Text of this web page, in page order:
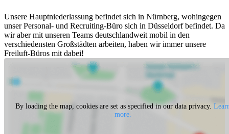
Unsere Hauptniederlassung befindet sich in Nürnberg, wohingegen
unser Personal- und Recruiting-Büro sich in Düsseldorf befindet. Da
wir aber mit unseren Teams deutschlandweit mobil in den
verschiedensten Großstädten arbeiten, haben wir immer unsere
Freiluft-Büros mit dabei!
By loading the map, cookies are set as specified in our data privacy.
more.